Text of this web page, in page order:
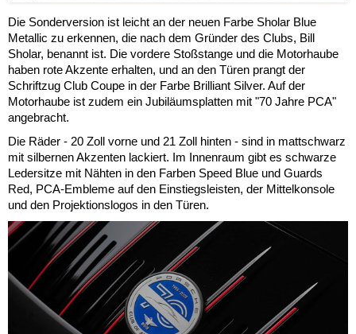
Die Sonderversion ist leicht an der neuen Farbe Sholar Blue
Metallic zu erkennen, die nach dem Gründer des Clubs, Bill
Sholar, benannt ist. Die vordere Stoßstange und die Motorhaube
haben rote Akzente erhalten, und an den Türen prangt der
Schriftzug Club Coupe in der Farbe Brilliant Silver. Auf der
Motorhaube ist zudem ein Jubiläumsplatten mit "70 Jahre PCA"
angebracht.
Die Räder - 20 Zoll vorne und 21 Zoll hinten - sind in mattschwarz
mit silbernen Akzenten lackiert. Im Innenraum gibt es schwarze
Ledersitze mit Nähten in den Farben Speed Blue und Guards
Red, PCA-Embleme auf den Einstiegsleisten, der Mittelkonsole
und den Projektionslogos in den Türen.